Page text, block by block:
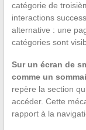
catégorie de
interactions
alternative : une
catégories sont
Sur un écran de
comme un
repère la section
accéder. Cette
rapport à la